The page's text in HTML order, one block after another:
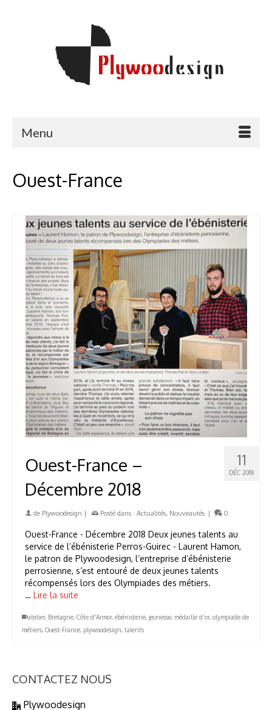
Menu
Ouest-France
11
DÉC 2018
Ouest-France –
Décembre 2018
de Plywoodesign | Posté dans : Actualités, Nouveautés | 0
Ouest-France - Décembre 2018 Deux jeunes talents au
service de l’ébénisterie Perros-Guirec - Laurent Hamon,
le patron de Plywoodesign, l’entreprise d’ébénisterie
perrosienne, s’est entouré de deux jeunes talents
récompensés lors des Olympiades des métiers.
… Lire la suite
atelier, Bretagne, Côte d'Armor, ébénisterie, jeunesse, médaille d'or, olympiade de
métiers, Ouest-France, plywoodesign, talents
CONTACTEZ NOUS
Plywoodesign